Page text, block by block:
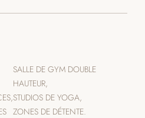
SALLE DE GYM DOUBLE
HAUTEUR,
STUDIOS DE YOGA,
ZONES DE DÉTENTE.